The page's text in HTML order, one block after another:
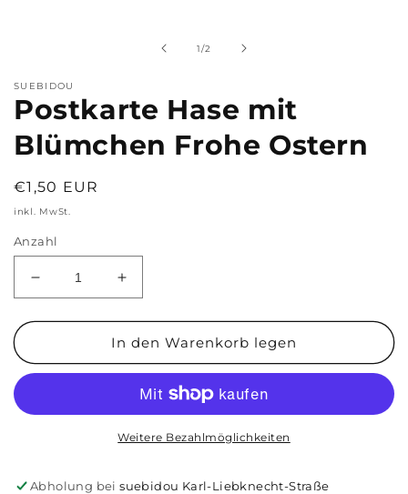
1/von
2
SUEBIDOU
Postkarte Hase mit
Blümchen Frohe Ostern
Normaler
Preis
€1,50 EUR
inkl. MwSt.
Anzahl
Verringere
die
Menge
Postkarte
Blümchen
Erhöhe
die
Menge
für
Postkarte
mit
Blümchen
Frohe
In den Warenkorb legen
Weitere Bezahlmöglichkeiten
Abholung beisuebidou Karl-Liebknecht-Straße